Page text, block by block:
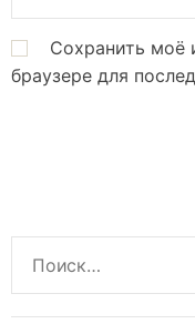
Сохранить моё
браузере для